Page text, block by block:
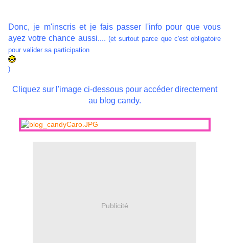
Donc, je m'inscris et je fais passer l'info pour que vous
ayez votre chance aussi.... (et surtout parce que c'est obligatoire
pour valider sa participation
)
Cliquez sur l'image ci-dessous pour accéder directement
au blog candy.
Publicité